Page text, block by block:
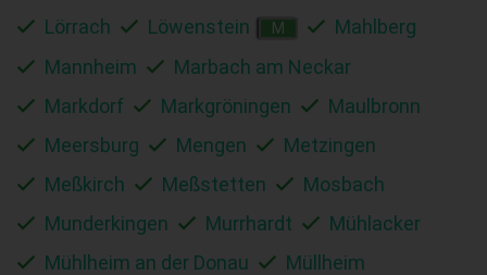
Lörrach
Löwenstein M
Mahlberg
Mannheim
Marbach am Neckar
Markdorf
Markgröningen
Maulbronn
Meersburg
Mengen
Metzingen
Meßkirch
Meßstetten
Mosbach
Munderkingen
Murrhardt
Mühlacker
Mühlheim an der Donau
Müllheim